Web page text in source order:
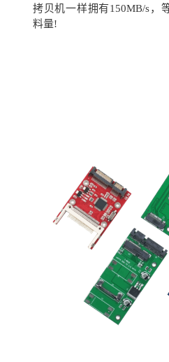
拷贝机一样拥有150MB/s，
料量!